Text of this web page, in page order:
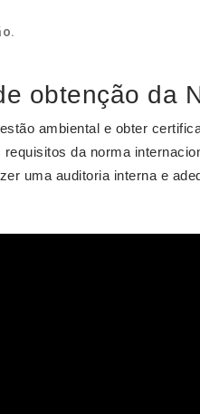
obtenção da
ambiental e obter
da norma
uma auditoria interna e